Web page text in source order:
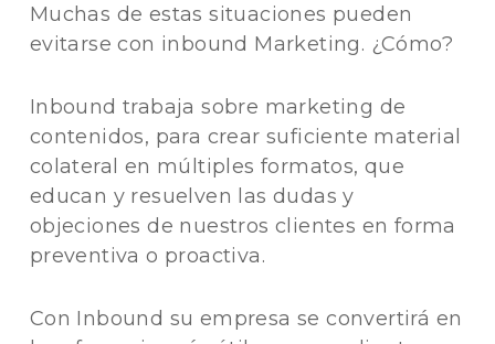
Muchas de estas situaciones pueden
evitarse con inbound Marketing. ¿Cómo?
Inbound trabaja sobre marketing de
contenidos, para crear suficiente material
colateral en múltiples formatos, que
educan y resuelven las dudas y
objeciones de nuestros clientes en forma
preventiva o proactiva.
Con Inbound su empresa se convertirá en